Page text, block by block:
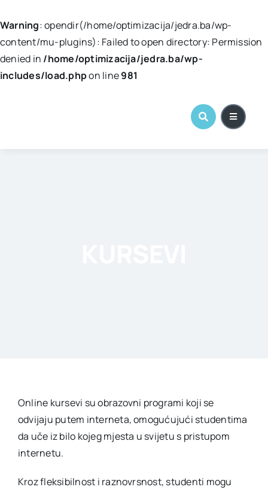
Warning: opendir(/home/optimizacija/jedra.ba/wp-
content/mu-plugins): Failed to open directory: Permission
denied in /home/optimizacija/jedra.ba/wp-
includes/load.phpon line981
Online kursevi su obrazovni programi koji se
odvijaju putem interneta, omogućujući studentima
da uče iz bilo kojeg mjesta u svijetu s pristupom
internetu.
Kroz fleksibilnost i raznovrsnost, studenti mogu